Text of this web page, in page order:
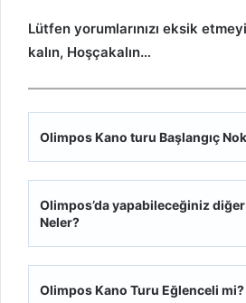
Lütfen yorumlarınızı eksik
kalın, Hoşçakalın…
Olimpos Kano turu Başlangıç
Olimpos’da yapabileceğiniz
Neler?
Olimpos Kano Turu Eğlenceli mi?